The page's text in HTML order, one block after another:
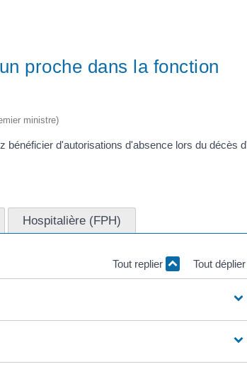
proche dans la fonction
ministre)
bénéficier d'autorisations d'absence lors du décès
Hospitalière (FPH)
Tout replier Tout déplier